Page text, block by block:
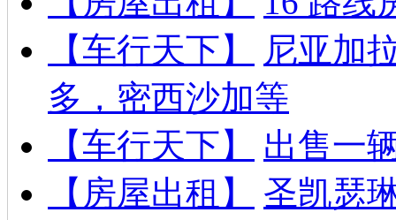
【车行天下】
尼亚加
多，密西沙加等
【车行天下】
出售一
【房屋出租】
圣凯瑟